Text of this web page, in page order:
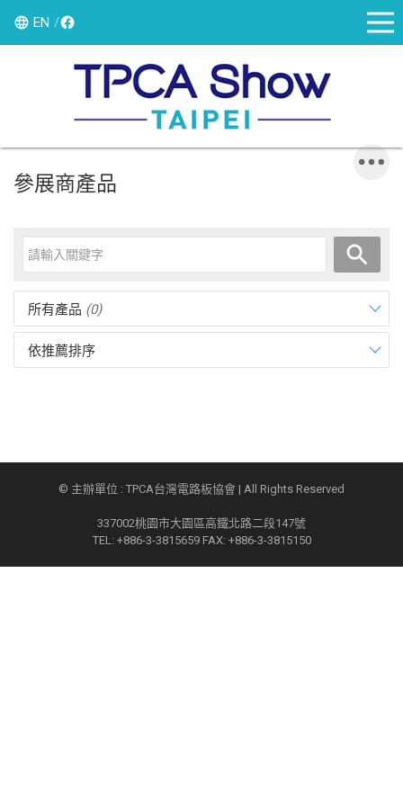
EN
參展商產品
所有產品 (0)
依推薦排序
© 主辦單位 : TPCA台灣電路板協會 | All Rights Reserved
337002桃園市大園區高鐵北路二段147號
TEL: +886-3-3815659 FAX: +886-3-3815150